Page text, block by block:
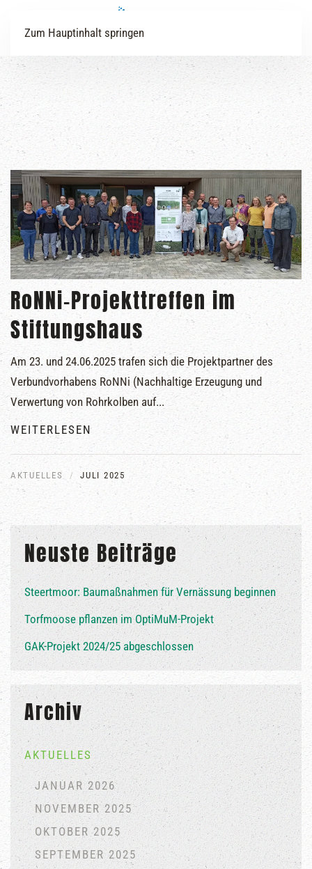
Zum Hauptinhalt springen
RoNNi-Projekttreffen im
Stiftungshaus
Am 23. und 24.06.2025 trafen sich die Projektpartner des
Verbundvorhabens RoNNi (Nachhaltige Erzeugung und
Verwertung von Rohrkolben auf...
WEITERLESEN
AKTUELLES JULI 2025
Neuste Beiträge
Steertmoor: Baumaßnahmen für Vernässung beginnen
Torfmoose pflanzen im OptiMuM-Projekt
GAK-Projekt 2024/25 abgeschlossen
Archiv
AKTUELLES
JANUAR 2026
NOVEMBER 2025
OKTOBER 2025
SEPTEMBER 2025